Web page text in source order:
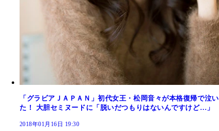
「グラビアＪＡＰＡＮ」初代女王・松岡音々が本格復帰で泣い
た！ 大胆セミヌードに「脱いだつもりはないんですけど…」
2018年01月16日 19:30